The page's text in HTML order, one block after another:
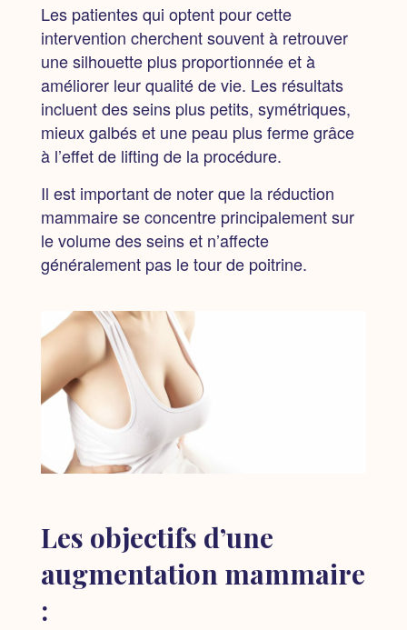
Les patientes qui optent pour cette
intervention cherchent souvent à retrouver
une silhouette plus proportionnée et à
améliorer leur qualité de vie. Les résultats
incluent des seins plus petits, symétriques,
mieux galbés et une peau plus ferme grâce
à l’effet de lifting de la procédure.
Il est important de noter que la réduction
mammaire se concentre principalement sur
le volume des seins et n’affecte
généralement pas le tour de poitrine.
Les objectifs d’une
augmentation mammaire
: